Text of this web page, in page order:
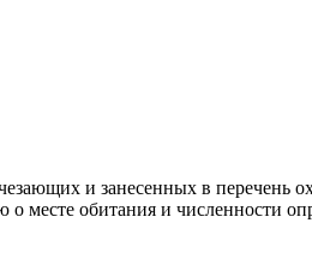
и занесенных в перечень
о месте обитания и численности